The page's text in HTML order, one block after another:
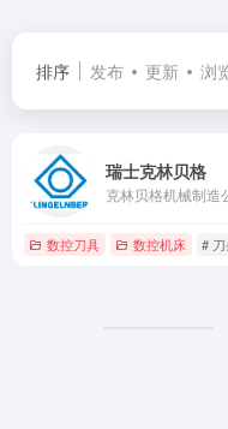
排序 发布 更新 浏
瑞士克林贝格
数控刀具 数控机床 #